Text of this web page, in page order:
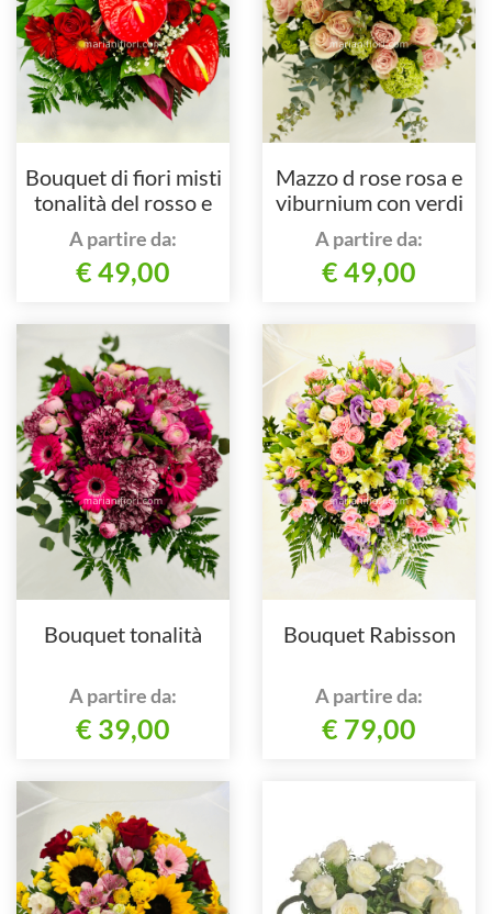
Bouquet di fiori misti
tonalità del rosso e
verdi decorativi
A partire da:
€ 49,00
Mazzo d rose rosa e
viburnium con verdi
decorativi
A partire da:
€ 49,00
Bouquet tonalità
A partire da:
€ 39,00
Bouquet Rabisson
A partire da:
€ 79,00